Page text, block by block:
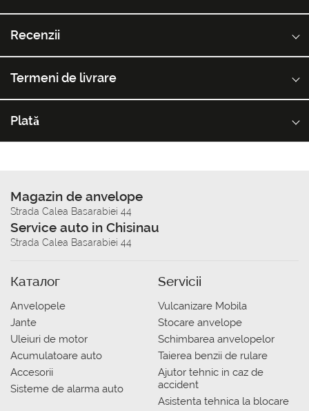
Recenzii
Termeni de livrare
Plată
Magazin de anvelope
Strada Calea Basarabiei 44
Service auto in Chisinau
Strada Calea Basarabiei 44
Каталог
Anvelopele
Jante
Uleiuri de motor
Acumulatoare auto
Accesorii
Sisteme de alarma auto
Servicii
Vulcanizare Mobila
Stocare anvelope
Schimbarea anvelopelor
Taierea benzii de rulare
Ajutor tehnic in caz de
accident
Asistenta tehnica la blocare